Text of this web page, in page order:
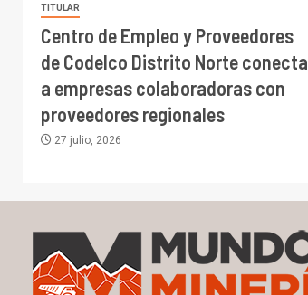
TITULAR
Centro de Empleo y Proveedores
de Codelco Distrito Norte conecta
a empresas colaboradoras con
proveedores regionales
27 julio, 2026